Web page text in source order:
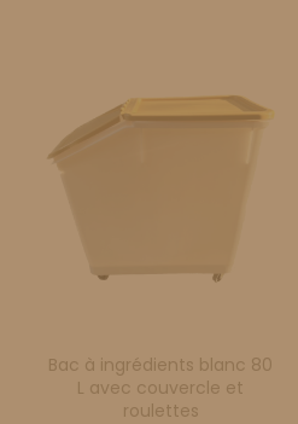
Bac à ingrédients blanc 80
L avec couvercle et
roulettes